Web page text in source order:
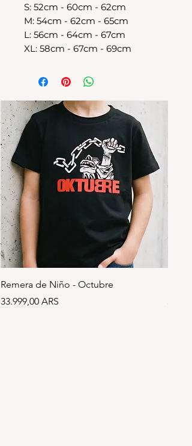
S: 52cm - 60cm - 62cm
M: 54cm - 62cm - 65cm
L: 56cm - 64cm - 67cm
XL: 58cm - 67cm - 69cm
Remera de Niño - Octubre
Precio
33.999,00 ARS